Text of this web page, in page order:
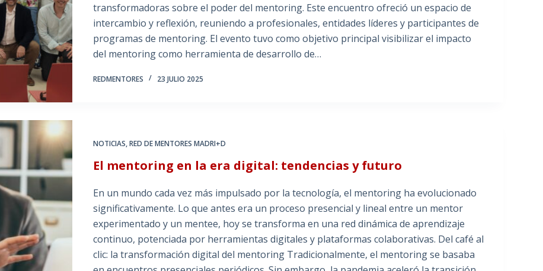
transformadoras sobre el poder del mentoring. Este encuentro ofreció un espacio de
intercambio y reflexión, reuniendo a profesionales, entidades líderes y participantes de
programas de mentoring. El evento tuvo como objetivo principal visibilizar el impacto
del mentoring como herramienta de desarrollo de…
REDMENTORES 23 JULIO 2025
NOTICIAS,RED DE MENTORES MADRI+D
El mentoring en la era digital: tendencias y futuro
En un mundo cada vez más impulsado por la tecnología, el mentoring ha evolucionado
significativamente. Lo que antes era un proceso presencial y lineal entre un mentor
experimentado y un mentee, hoy se transforma en una red dinámica de aprendizaje
continuo, potenciada por herramientas digitales y plataformas colaborativas. Del café al
clic: la transformación digital del mentoring Tradicionalmente, el mentoring se basaba